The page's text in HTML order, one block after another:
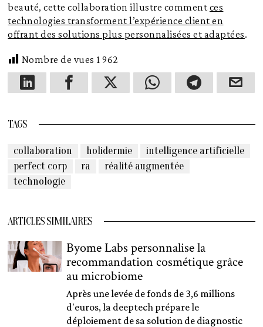
beauté, cette collaboration illustre comment ces
technologies transforment l’expérience client en
offrant des solutions plus personnalisées et adaptées.
Nombre de vues 1 962
TAGS
collaboration holidermie
intelligence artificielle
perfect corp
ra
réalité augmentée
technologie
ARTICLES SIMILAIRES
Byome Labs personnalise la
recommandation cosmétique grâce
au microbiome
Après une levée de fonds de 3,6 millions
d'euros, la deeptech prépare le
déploiement de sa solution de diagnostic